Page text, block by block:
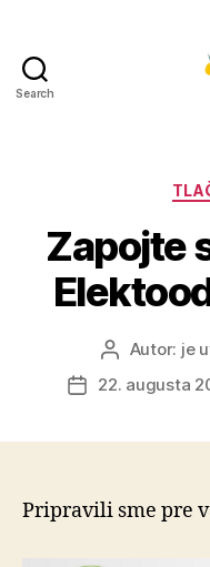
Search
Zapojte
Autor
článku
Autor: je
Dátum
22. augusta
Pripravili sme pre